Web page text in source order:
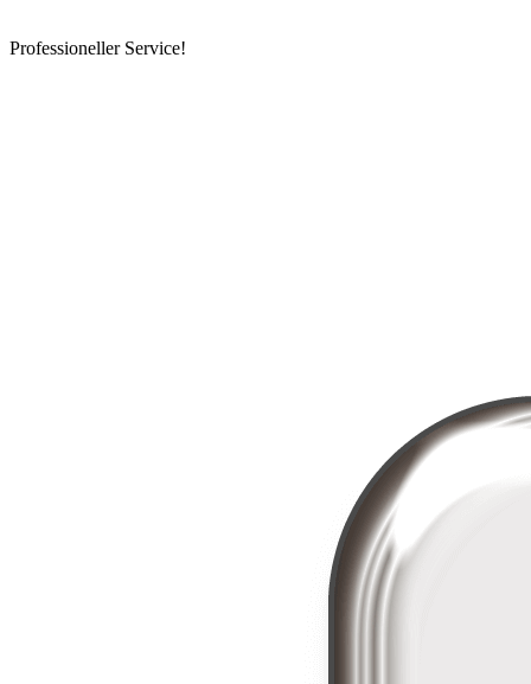
Professioneller Service!